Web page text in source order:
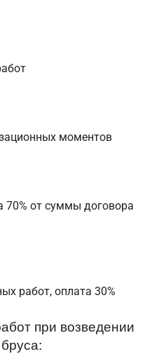
моментов
70% от суммы договора
работ, оплата 30%
при возведении